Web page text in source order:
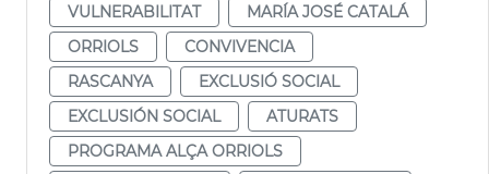
VULNERABILITAT
MARÍA JOSÉ CATALÁ
ORRIOLS
CONVIVENCIA
RASCANYA
EXCLUSIÓ SOCIAL
EXCLUSIÓN SOCIAL
ATURATS
PROGRAMA ALÇA ORRIOLS